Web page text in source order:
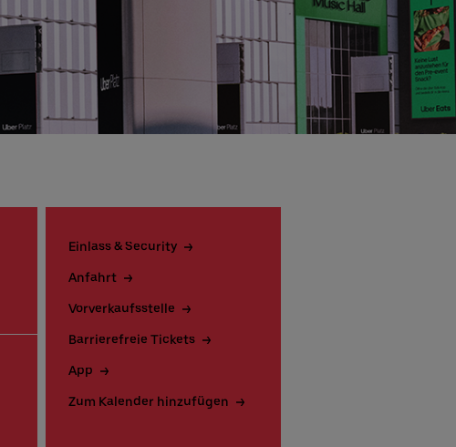
Einlass & Security
Anfahrt
Vorverkaufsstelle
Barrierefreie Tickets
App
Zum Kalender hinzufügen